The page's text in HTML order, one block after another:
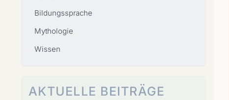
Bildungssprache
Mythologie
Wissen
AKTUELLE BEITRÄGE